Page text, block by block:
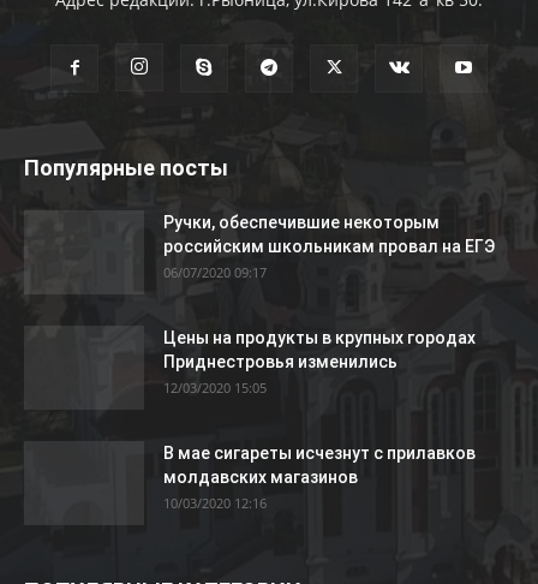
Популярные посты
Ручки, обеспечившие некоторым
российским школьникам провал на ЕГЭ
06/07/2020 09:17
Цены на продукты в крупных городах
Приднестровья изменились
12/03/2020 15:05
В мае сигареты исчезнут с прилавков
молдавских магазинов
10/03/2020 12:16